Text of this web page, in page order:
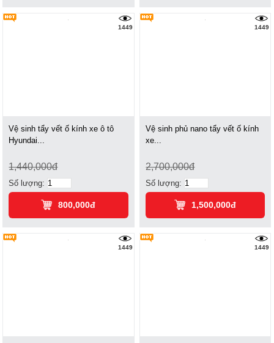
1449
Vệ sinh tẩy vết ố kính xe ô tô
Hyundai...
1,440,000đ
Số lượng:
800,000đ
1449
Vệ sinh phủ nano tẩy vết ố kính
xe...
2,700,000đ
Số lượng:
1,500,000đ
1449 1449